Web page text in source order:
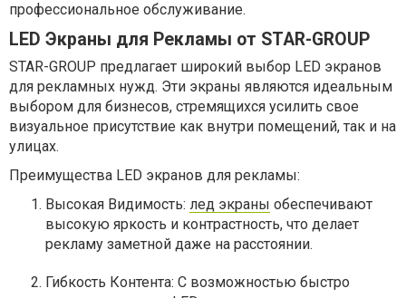
профессиональное обслуживание.
LED Экраны для Рекламы от STAR-GROUP
STAR-GROUP предлагает широкий выбор LED экранов
для рекламных нужд. Эти экраны являются идеальным
выбором для бизнесов, стремящихся усилить свое
визуальное присутствие как внутри помещений, так и на
улицах.
Преимущества LED экранов для рекламы:
Высокая Видимость: лед экраны обеспечивают
высокую яркость и контрастность, что делает
рекламу заметной даже на расстоянии.
Гибкость Контента: С возможностью быстро